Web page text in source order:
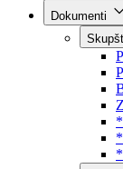
Arhiv